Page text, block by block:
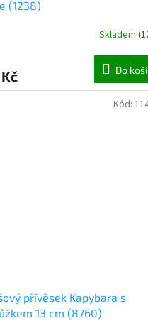
(1238)
Skladem (
Do
přívěsek Kapybara s
13 cm (8760)
Kód: